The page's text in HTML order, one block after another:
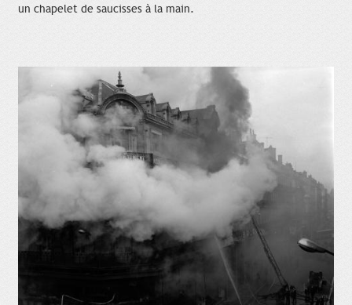
un chapelet de saucisses à la main.